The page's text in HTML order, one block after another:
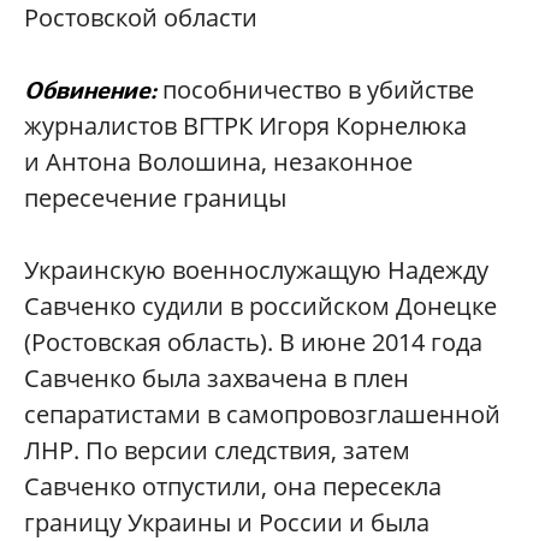
Ростовской области
Обвинение:пособничество в убийстве
журналистов ВГТРК Игоря Корнелюка
и Антона Волошина, незаконное
пересечение границы
Украинскую военнослужащую Надежду
Савченко судили в российском Донецке
(Ростовская область). В июне 2014 года
Савченко была захвачена в плен
сепаратистами в самопровозглашенной
ЛНР. По версии следствия, затем
Савченко отпустили, она пересекла
границу Украины и России и была